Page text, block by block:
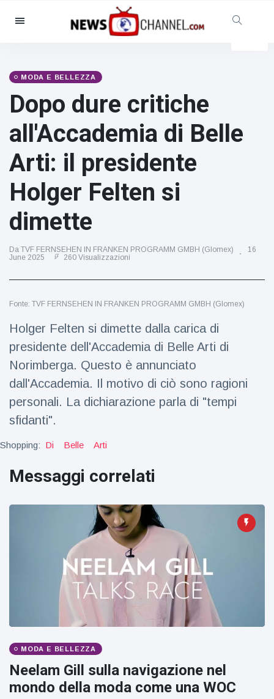
Categorie
Sociale e divertimento
Cinema e TV
(81)
Sport
Celebrità
(13938)
Moda e bellezza
(122)
Cibo e bevande
(79)
Giochi
Salute e fitness
(73)
Viaggi e avventura
(77)
Ultime notizie
Dylan
Sprouse e
Barbara
Palvin
rivelano di
bambina
15 July
49
incoraggia
essere
creativa
Hathaway
definisce
Tom
Holland 'il
sogni’
14 July
30
Visualizzazioni
MODA E BELLEZZA
Dopo dure critiche
all'Accademia di Belle
Arti: il presidente
Holger Felten si
dimette
Da TVF FERNSEHEN IN FRANKEN PROGRAMM GMBH (Glomex)
16
June 2025
260 Visualizzazioni
Fonte: TVF FERNSEHEN IN FRANKEN PROGRAMM GMBH (Glomex)
Holger Felten si dimette dalla carica di
presidente dell'Accademia di Belle Arti di
Norimberga. Questo è annunciato
dall'Accademia. Il motivo di ciò sono ragioni
personali. La dichiarazione parla di "tempi
sfidanti".
Shopping: Di Belle Arti
Messaggi correlati
MODA E BELLEZZA
Neelam Gill sulla navigazione nel
mondo della moda come una WOC